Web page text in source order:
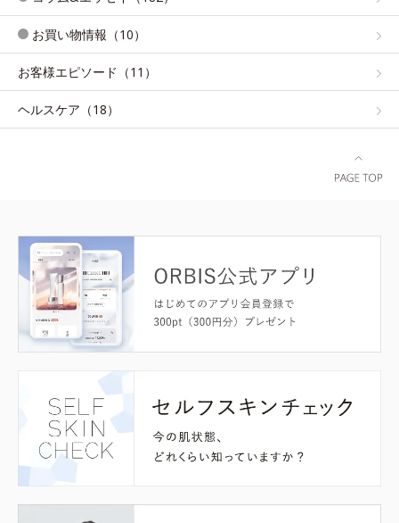
お買い物情報（10）
お客様エピソード（11）
ヘルスケア（18）